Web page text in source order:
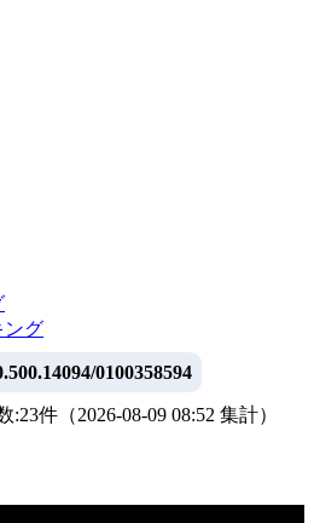
ング
0100358594
:23件 （2026-08-09 08:52 集計）